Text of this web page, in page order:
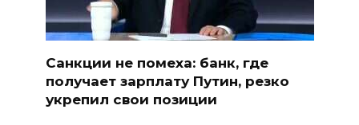
Санкции не помеха: банк, где
получает зарплату Путин, резко
укрепил свои позиции